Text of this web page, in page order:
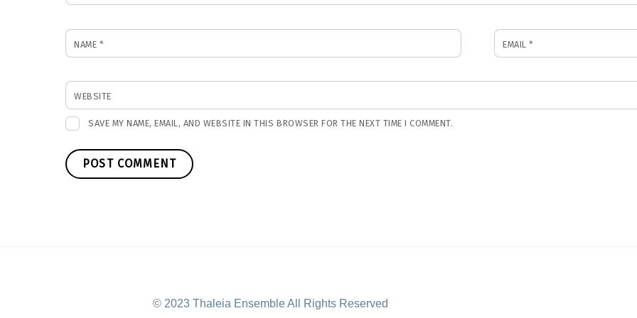
NAME * EMAIL*
WEBSITE
SAVE MY NAME, EMAIL, AND WEBSITE IN THIS BROWSER FOR THE NEXT TIME I COMMENT.
© 2023 Thaleia Ensemble All Rights Reserved